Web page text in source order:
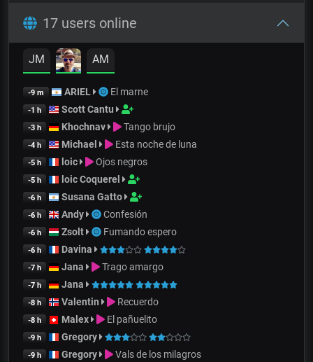
17 users online
JM AM
-9 m ARIEL El marne
-1 h Scott Cantu
-3 h Khochnav Tango brujo
-4 h Michael Esta noche de luna
-5 h loic Ojos negros
-5 h loic Coquerel
-6 h Susana Gatto
-6 h Andy Confesión
-6 h Zsolt Fumando espero
-6 h Davina
-7 h Jana Trago amargo
-7 h Jana
-8 h Valentin Recuerdo
-8 h Malex El pañuelito
-9 h Gregory
-9 h Gregory Vals de los milagros